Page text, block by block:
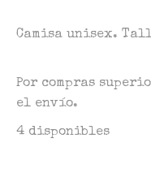
Camisa unisex.
Por compras
el envío.
4 disponibles